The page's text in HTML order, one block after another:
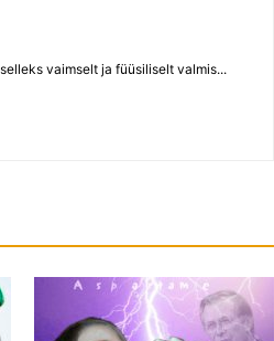
vaimselt ja füüsiliselt valmis...